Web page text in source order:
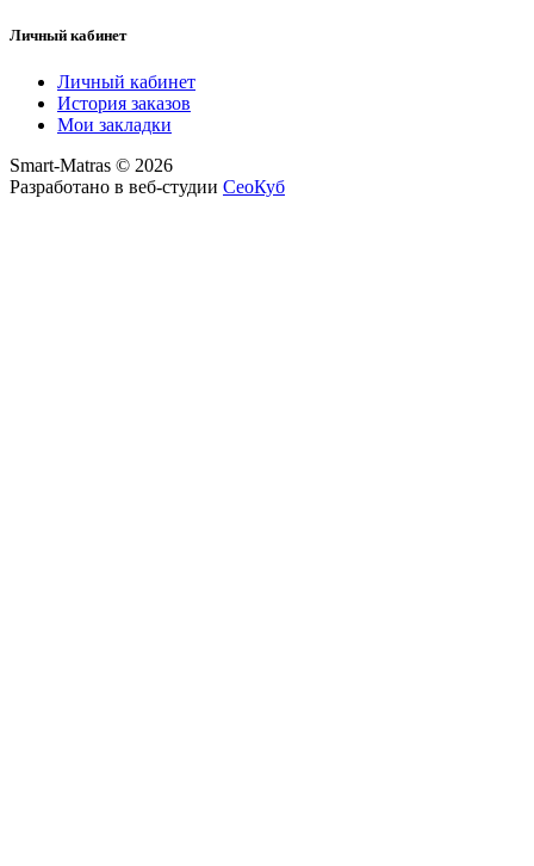
Личный кабинет
Личный кабинет
История заказов
Мои закладки
Smart-Matras © 2026
Разработано в веб-студии СеоКуб